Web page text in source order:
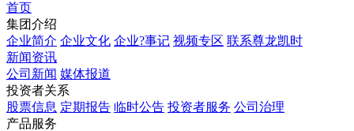
首页
集团介绍
企业简介 企业文化 企业?事记 视频专区 联系尊龙凯时
新闻资讯
公司新闻 媒体报道
投资者关系
股票信息 定期报告 临时公告 投资者服务 公司治理
产品服务